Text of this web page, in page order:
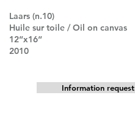
Laars (n.10)
Huile sur toile / Oil on canvas
12“x16“
2010
Information request